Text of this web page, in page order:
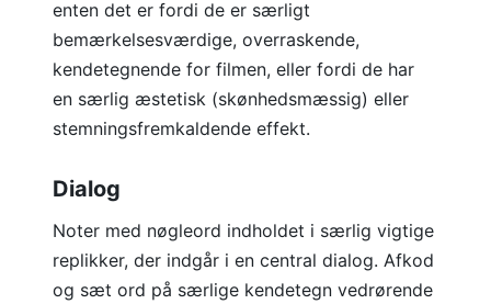
enten det er fordi de er særligt
bemærkelsesværdige, overraskende,
kendetegnende for filmen, eller fordi de har
en særlig æstetisk (skønhedsmæssig) eller
stemningsfremkaldende effekt.
Dialog
Noter med nøgleord indholdet i særlig vigtige
replikker, der indgår i en central dialog. Afkod
og sæt ord på særlige kendetegn vedrørende